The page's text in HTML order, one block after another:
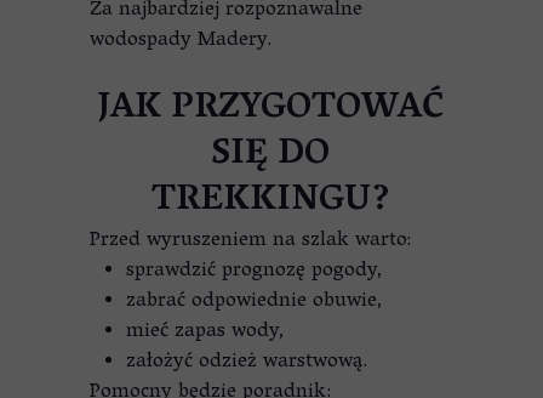
Za najbardziej rozpoznawalne
wodospady Madery.
JAK PRZYGOTOWAĆ
SIĘ DO
TREKKINGU?
Przed wyruszeniem na szlak warto:
sprawdzić prognozę pogody,
zabrać odpowiednie obuwie,
mieć zapas wody,
założyć odzież warstwową.